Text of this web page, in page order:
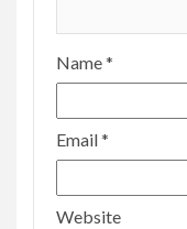
Name*
Email*
Website